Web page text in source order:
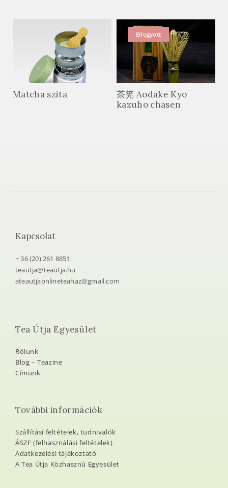
Matcha szita
Elfogyott
茶筅 Aodake Kyo
kazuho chasen
Kapcsolat
+ 36 (20) 261 8851
teautja@teautja.hu
ateautjaonlineteahaz@gmail.com
Tea Útja Egyesület
Rólunk
Blog – Teazine
Címünk
További információk
Szállítási feltételek, tudnivalók
ÁSZF (felhasználási feltételek)
Adatkezelési tájékoztató
A Tea Útja Közhasznú Egyesület